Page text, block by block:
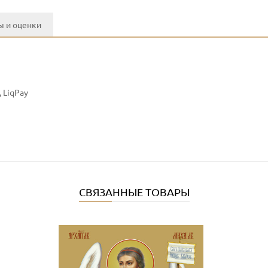
и оценки
СВЯЗАННЫЕ ТОВАРЫ